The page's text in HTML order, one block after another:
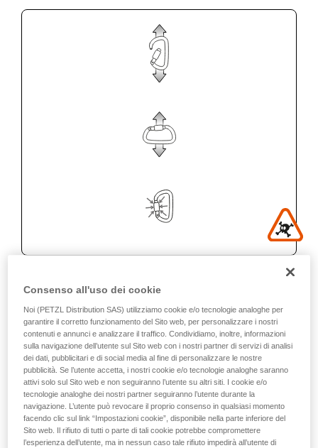
Raccomandazione per
moschettone e accessori
Per il collegamento all'imbracatura
Utilizzare un moschettone Am’D TRIACT-LOCK o
BALL-LOCK e una barretta CAPTIV. Lasciare il
moschettone in maniera permanente sullo
ZIGZAG.
Consenso all'uso dei cookie
Noi (PETZL Distribution SAS) utilizziamo cookie e/o tecnologie analoghe per
garantire il corretto funzionamento del Sito web, per personalizzare i nostri
contenuti e annunci e analizzare il traffico. Condividiamo, inoltre, informazioni
sulla navigazione dell’utente sul Sito web con i nostri partner di servizi di analisi
dei dati, pubblicitari e di social media al fine di personalizzare le nostre
pubblicità. Se l’utente accetta, i nostri cookie e/o tecnologie analoghe saranno
attivi solo sul Sito web e non seguiranno l’utente su altri siti. I cookie e/o
tecnologie analoghe dei nostri partner seguiranno l’utente durante la
navigazione. L’utente può revocare il proprio consenso in qualsiasi momento
facendo clic sul link “Impostazioni cookie”, disponibile nella parte inferiore del
Sito web. Il rifiuto di tutti o parte di tali cookie potrebbe compromettere
l’esperienza dell’utente, ma in nessun caso tale rifiuto impedirà all’utente di